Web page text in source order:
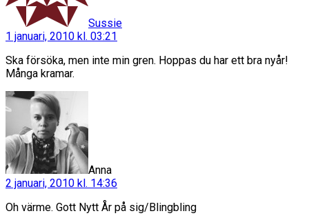
Sussie
1 januari, 2010 kl. 03:21
Ska försöka, men inte min gren. Hoppas du har ett bra nyår!
Många kramar.
Anna
2 januari, 2010 kl. 14:36
Oh värme. Gott Nytt År på sig/Blingbling